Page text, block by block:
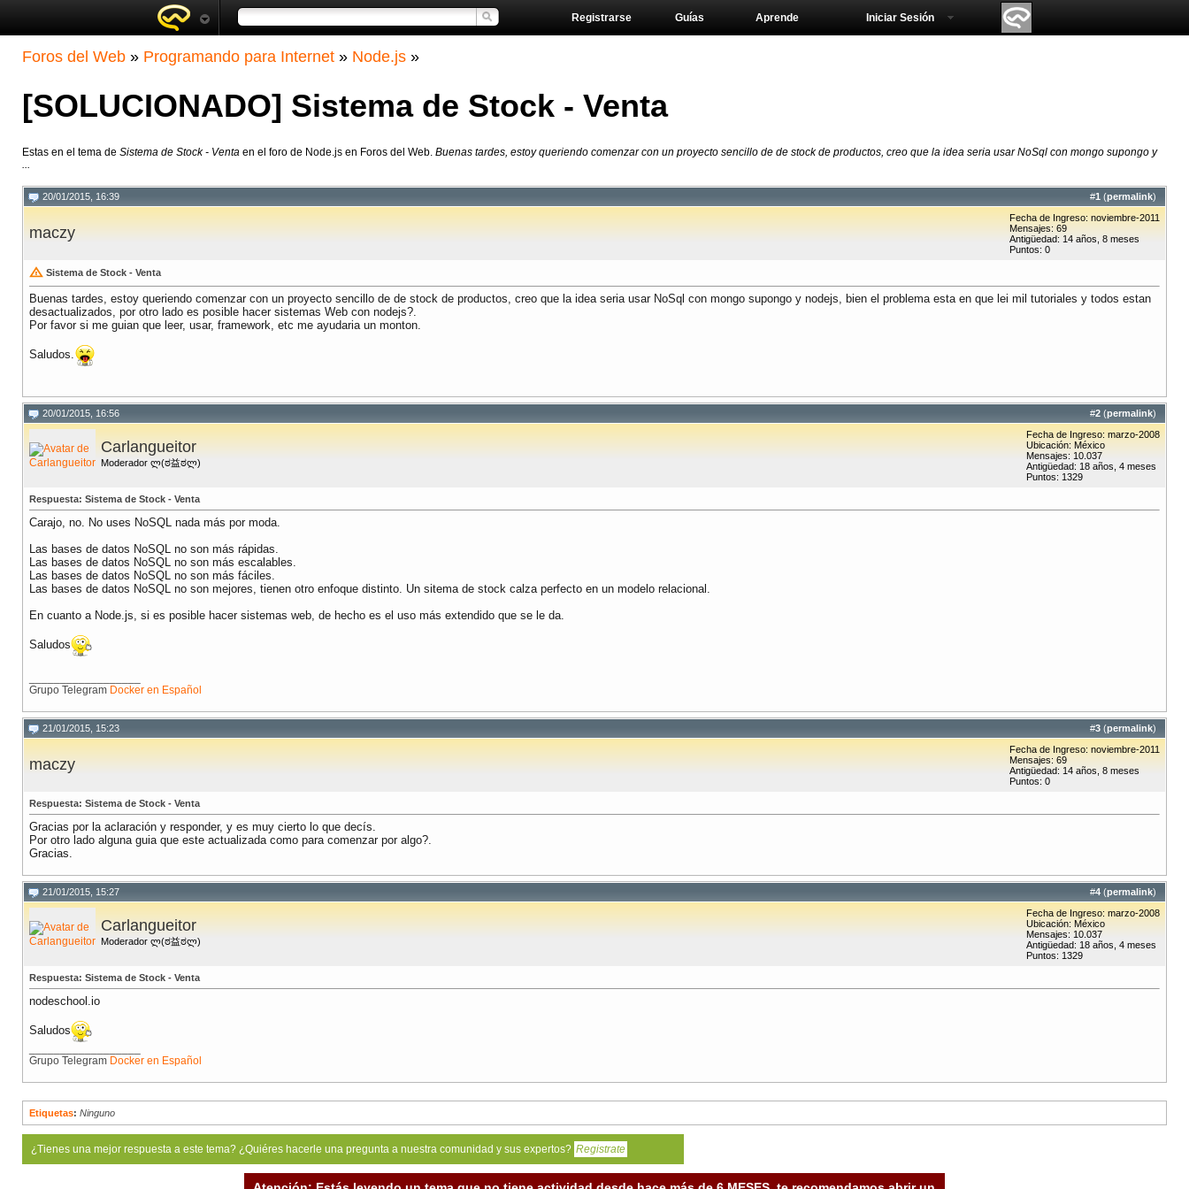
Aprende
Guías
Registrarse Iniciar Sesión
Foros del Web » Programando para Internet » Node.js »
[SOLUCIONADO] Sistema de Stock - Venta
Estas en el tema de Sistema de Stock - Venta en el foro de Node.js en Foros del Web. Buenas tardes, estoy queriendo comenzar con un proyecto sencillo de de stock de productos, creo que la idea seria usar NoSql con mongo supongo y
...
#1 (permalink)
20/01/2015, 16:39
maczy
Fecha de Ingreso: noviembre-2011
Mensajes: 69
Antigüedad: 14 años, 8 meses
Puntos: 0
Sistema de Stock - Venta
Buenas tardes, estoy queriendo comenzar con un proyecto sencillo de de stock de productos, creo que la idea seria usar NoSql con mongo supongo y nodejs, bien el problema esta en que lei mil tutoriales y todos estan
desactualizados, por otro lado es posible hacer sistemas Web con nodejs?.
Por favor si me guian que leer, usar, framework, etc me ayudaria un monton.
Saludos.
#2 (permalink)
20/01/2015, 16:56
Carlangueitor
Moderador ლ(ಠ益ಠლ)
Fecha de Ingreso: marzo-2008
Ubicación: México
Mensajes: 10.037
Antigüedad: 18 años, 4 meses
Puntos: 1329
Respuesta: Sistema de Stock - Venta
Carajo, no. No uses NoSQL nada más por moda.
Las bases de datos NoSQL no son más rápidas.
Las bases de datos NoSQL no son más escalables.
Las bases de datos NoSQL no son más fáciles.
Las bases de datos NoSQL no son mejores, tienen otro enfoque distinto. Un sitema de stock calza perfecto en un modelo relacional.
En cuanto a Node.js, si es posible hacer sistemas web, de hecho es el uso más extendido que se le da.
Saludos
Grupo Telegram Docker en Español
#3 (permalink)
21/01/2015, 15:23
maczy
Fecha de Ingreso: noviembre-2011
Mensajes: 69
Antigüedad: 14 años, 8 meses
Puntos: 0
Respuesta: Sistema de Stock - Venta
Gracias por la aclaración y responder, y es muy cierto lo que decís.
Por otro lado alguna guia que este actualizada como para comenzar por algo?.
Gracias.
#4 (permalink)
21/01/2015, 15:27
Carlangueitor
Moderador ლ(ಠ益ಠლ)
Fecha de Ingreso: marzo-2008
Ubicación: México
Mensajes: 10.037
Antigüedad: 18 años, 4 meses
Puntos: 1329
Respuesta: Sistema de Stock - Venta
nodeschool.io
Saludos
Grupo Telegram Docker en Español
Etiquetas: Ninguno
¿Tienes una mejor respuesta a este tema? ¿Quiéres hacerle una pregunta a nuestra comunidad y sus expertos? Registrate